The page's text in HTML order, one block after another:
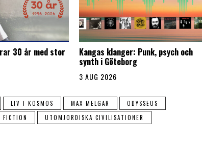
30 år med stor Kangas klanger: Punk, psych och
synth i Göteborg
3 AUG 2026
LIV I KOSMOS MAX MELGAR
ODYSSEUS
FICTION UTOMJORDISKA CIVILISATIONER